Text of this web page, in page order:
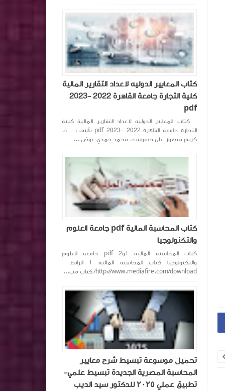
ملخص معايير المحاسبة بشكل مبسط ٦

كتاب المعايير الدوليه لاعداد التقارير المالية
كلية التجارة جامعة القاهرة 2022 -2023
pdf
كتاب المعايير الدوليه لاعداد التقارير المالية كلية
التجارة جامعة القاهرة 2022 -2023 pdf تأليف : د.
كريم منصور على حسوبة د. محمد حمدي عوض ...
كتاب المحاسبة المالية pdf جامعة العلوم
والتكنولوجيا
كتاب المحاسبة المالية 1و2 pdf جامعة العلوم
والتكنولوجيا كتاب المحاسبة المالية 1 الرابط
http://www.mediafire.com/download/ كتاب مب...
تحميل موسوعة تبسيط شرح معايير
المحاسبة المصرية الجديدة تبسيط علمي-
تطبيق عملي ٢٠٢٥ للدكتور سيد الديب